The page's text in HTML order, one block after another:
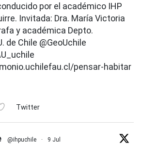
por el académico IHP
Invitada: Dra. María Victoria
y académica Depto.
de Chile @GeoUchile
pensar-habitar
Twitter
@ihpuchile · 9 Jul